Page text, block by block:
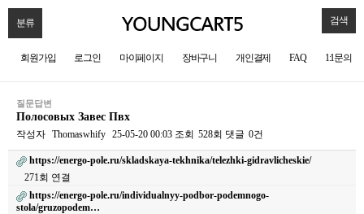
분류 검색
회원가입 로그인 마이페이지 장바구니 개인결제 FAQ 1:1문의
질문답변
Полосовых Завес Пвх
작성자 Thomaswhify 25-05-20 00:03 조회 528회 댓글 0건
https://energo-pole.ru/skladskaya-tekhnika/telezhki-gidravlicheskie/
271회 연결
https://energo-pole.ru/individualnyy-podbor-podemnogo-
stola/gruzopodem…